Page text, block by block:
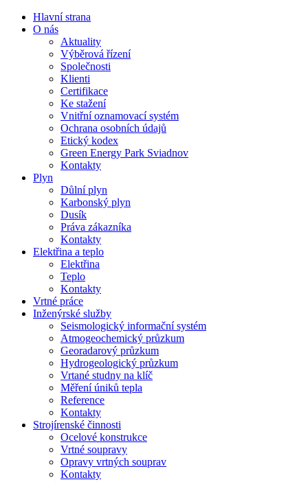
Hlavní strana
O nás
Aktuality
Výběrová řízení
Společnosti
Klienti
Certifikace
Ke stažení
Vnitřní oznamovací systém
Ochrana osobních údajů
Etický kodex
Green Energy Park Sviadnov
Kontakty
Plyn
Důlní plyn
Karbonský plyn
Dusík
Práva zákazníka
Kontakty
Elektřina a teplo
Elektřina
Teplo
Kontakty
Vrtné práce
Inženýrské služby
Seismologický informační systém
Atmogeochemický průzkum
Georadarový průzkum
Hydrogeologický průzkum
Vrtané studny na klíč
Měření úniků tepla
Reference
Kontakty
Strojírenské činnosti
Ocelové konstrukce
Vrtné soupravy
Opravy vrtných souprav
Kontakty